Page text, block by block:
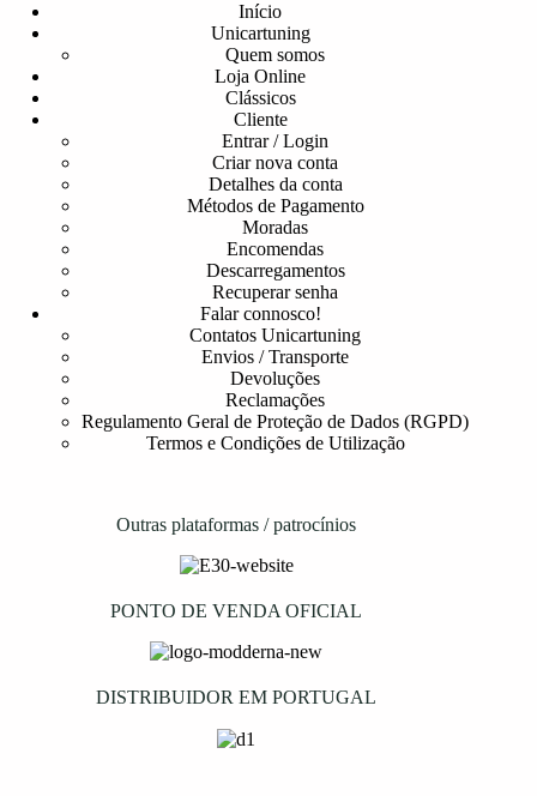
Início
Unicartuning
Quem somos
Loja Online
Clássicos
Cliente
Entrar / Login
Criar nova conta
Detalhes da conta
Métodos de Pagamento
Moradas
Encomendas
Descarregamentos
Recuperar senha
Falar connosco!
Contatos Unicartuning
Envios / Transporte
Devoluções
Reclamações
Regulamento Geral de Proteção de Dados (RGPD)
Termos e Condições de Utilização
Outras plataformas / patrocínios
PONTO DE VENDA OFICIAL
DISTRIBUIDOR EM PORTUGAL